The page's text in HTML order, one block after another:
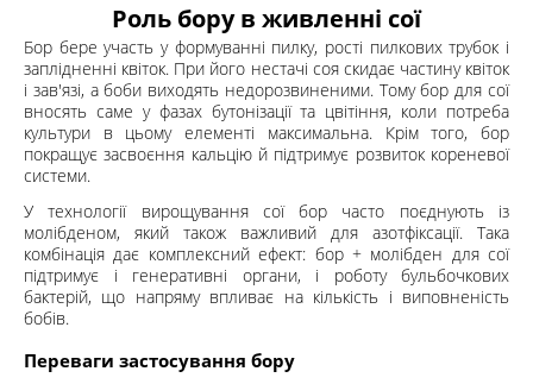
Роль бору в живленні сої
Бор бере участь у формуванні пилку, рості пилкових трубок і
заплідненні квіток. При його нестачі соя скидає частину квіток
і зав'язі, а боби виходять недорозвиненими. Тому бор для сої
вносять саме у фазах бутонізації та цвітіння, коли потреба
культури в цьому елементі максимальна. Крім того, бор
покращує засвоєння кальцію й підтримує розвиток кореневої
системи.
У технології вирощування сої бор часто поєднують із
молібденом, який також важливий для азотфіксації. Така
комбінація дає комплексний ефект: бор + молібден для сої
підтримує і генеративні органи, і роботу бульбочкових
бактерій, що напряму впливає на кількість і виповненість
бобів.
Переваги застосування бору